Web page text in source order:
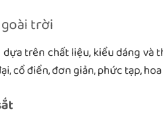
trời
trên chất liệu, kiểu dáng và
cổ điển, đơn giản, phức tạp,